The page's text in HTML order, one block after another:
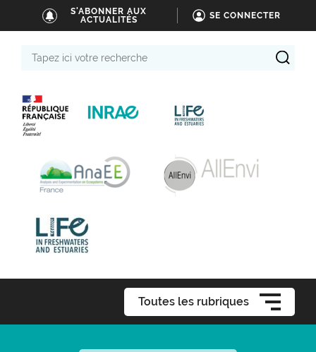
S'ABONNER AUX
ACTUALITÉS
SE CONNECTER
Toutes les rubriques